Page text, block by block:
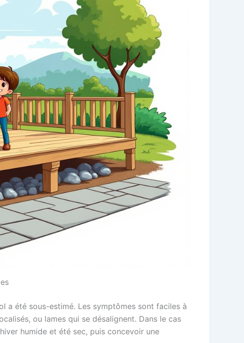
a été sous-estimé. Les symptômes sont faciles à
ou lames qui se désalignent. Dans le cas
humide et été sec, puis concevoir une